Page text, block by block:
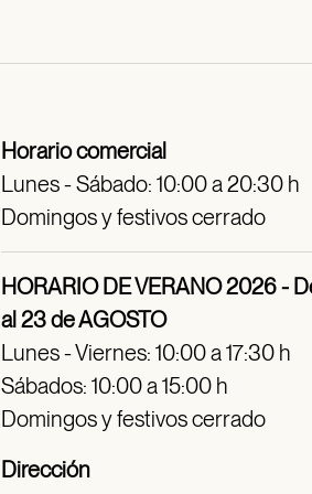
Horario comercial
Lunes - Sábado: 10:00 a 20:30 h
Domingos y festivos cerrado
HORARIO DE VERANO 2026 -
al 23 de AGOSTO
Lunes - Viernes: 10:00 a 17:30 h
Sábados: 10:00 a 15:00 h
Domingos y festivos cerrado
Dirección